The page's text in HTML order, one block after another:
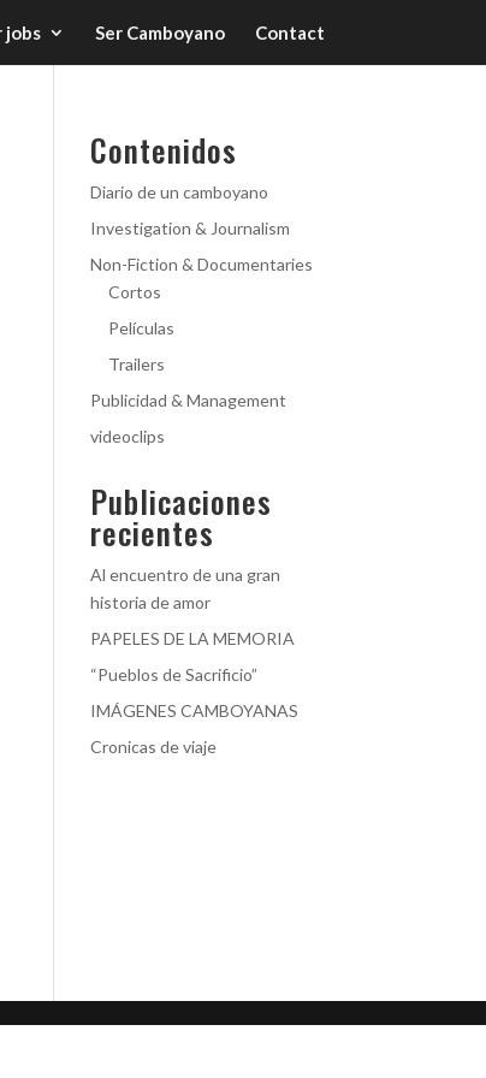
jobs Ser Camboyano Contact
Contenidos
Diario de un camboyano
Investigation & Journalism
Non-Fiction & Documentaries
Cortos
Películas
Trailers
Publicidad & Management
videoclips
Publicaciones
recientes
Al encuentro de una gran
historia de amor
PAPELES DE LA MEMORIA
“Pueblos de Sacrificio”
IMÁGENES CAMBOYANAS
Cronicas de viaje